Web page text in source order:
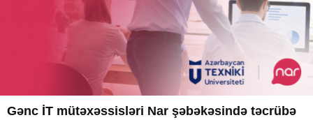
Gənc İT mütəxəssisləri Nar şəbəkəsində təcrübə